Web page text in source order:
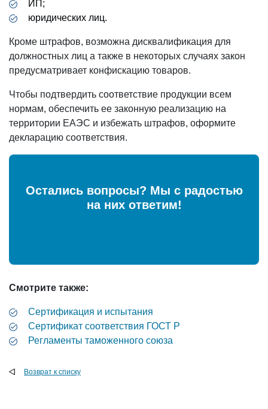
ИП;
юридических лиц.
Кроме штрафов, возможна дисквалификация для
должностных лиц а также в некоторых случаях закон
предусматривает конфискацию товаров.
Чтобы подтвердить соответствие продукции всем
нормам, обеспечить ее законную реализацию на
территории ЕАЭС и избежать штрафов, оформите
декларацию соответствия.
Остались вопросы? Мы с радостью
на них ответим!
Смотрите также:
Сертификация и испытания
Cертификат соответствия ГОСТ Р
Регламенты таможенного союза
Возврат к списку